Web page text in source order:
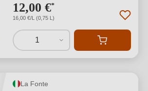
12,00 €*
16,00 €/L (0,75 L)
1
La Fonte